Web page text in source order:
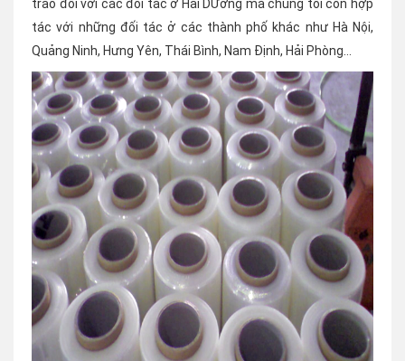
trao đổi với các đối tác ở Hải DƯơng mà chúng tôi còn hợp
tác với những đối tác ở các thành phố khác như Hà Nội,
Quảng Ninh, Hưng Yên, Thái Bình, Nam Định, Hải Phòng...